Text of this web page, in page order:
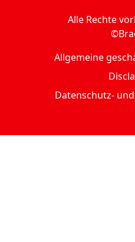
Alle Rechte
Allgemeine
Datenschutz-